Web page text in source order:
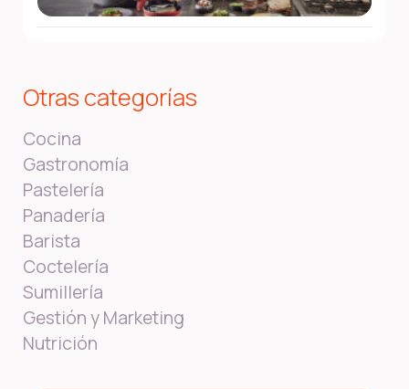
Otras categorías
Cocina
Gastronomía
Pastelería
Panadería
Barista
Coctelería
Sumillería
Gestión y Marketing
Nutrición